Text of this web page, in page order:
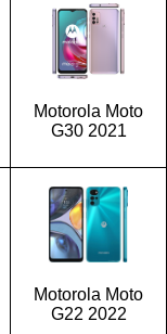
Motorola Moto
G30 2021
Motorola Moto
G22 2022